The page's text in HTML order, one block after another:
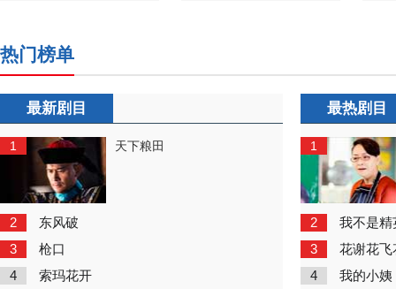
热门榜单
最新剧目
1 天下粮田
2 东风破
3 枪口
4 索玛花开
最热剧目
1
2 我不是精
3 花谢花飞
4 我的小姨